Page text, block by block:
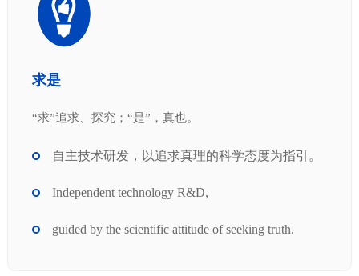
求是
“求”追求、探究；“是”，真也。
自主技术研发，以追求真理的科学态度为指引。
Independent technology R&D,
guided by the scientific attitude of seeking truth.